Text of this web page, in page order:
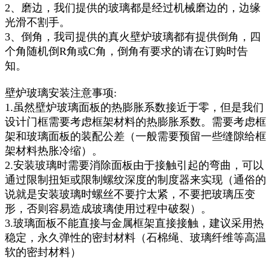
2、磨边，我们提供的玻璃都是经过机械磨边的，边缘
光滑不割手。
3、倒角，我司提供的真火壁炉玻璃都有提供倒角，四
个角随机倒R角或C角，倒角有要求的请在订购时告
知。
壁炉玻璃安装注意事项:
1.虽然壁炉玻璃面板的热膨胀系数接近于零，但是我们
设计门框需要考虑框架材料的热膨胀系数。需要考虑框
架和玻璃面板的装配公差（一般需要预留一些缝隙给框
架材料热胀冷缩）。
2.安装玻璃时需要消除面板由于接触引起的弯曲，可以
通过限制扭矩或限制螺纹深度的制度器来实现（通俗的
说就是安装玻璃时螺丝不要拧太紧，不要把玻璃压变
形，否则容易造成玻璃使用过程中破裂）。
3.玻璃面板不能直接与金属框架直接接触，建议采用热
稳定，永久弹性的密封材料（石棉绳、玻璃纤维等高温
软的密封材料）